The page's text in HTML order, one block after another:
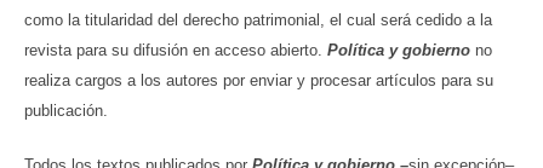
como la titularidad del derecho patrimonial, el cual será cedido a la
revista para su difusión en acceso abierto. Política y gobierno no
realiza cargos a los autores por enviar y procesar artículos para su
publicación.